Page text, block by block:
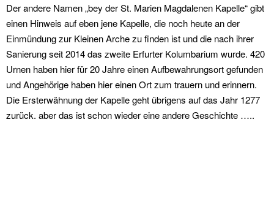
Der andere Namen „bey der St. Marien Magdalenen Kapelle“ gibt
einen Hinweis auf eben jene Kapelle, die noch heute an der
Einmündung zur Kleinen Arche zu finden ist und die nach ihrer
Sanierung seit 2014 das zweite Erfurter Kolumbarium wurde. 420
Urnen haben hier für 20 Jahre einen Aufbewahrungsort gefunden
und Angehörige haben hier einen Ort zum trauern und erinnern.
Die Ersterwähnung der Kapelle geht übrigens auf das Jahr 1277
zurück. aber das ist schon wieder eine andere Geschichte …..